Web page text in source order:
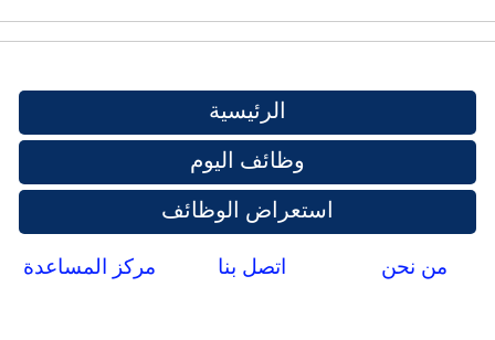
الرئيسية
وظائف اليوم
استعراض الوظائف
من نحن اتصل بنا مركز المساعدة